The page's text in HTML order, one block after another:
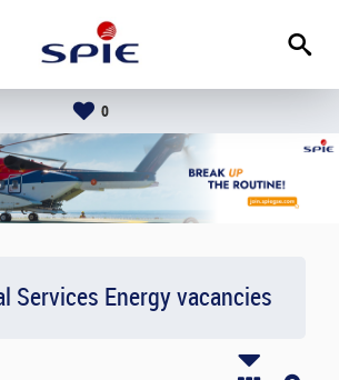
0
Services Energy vacancies